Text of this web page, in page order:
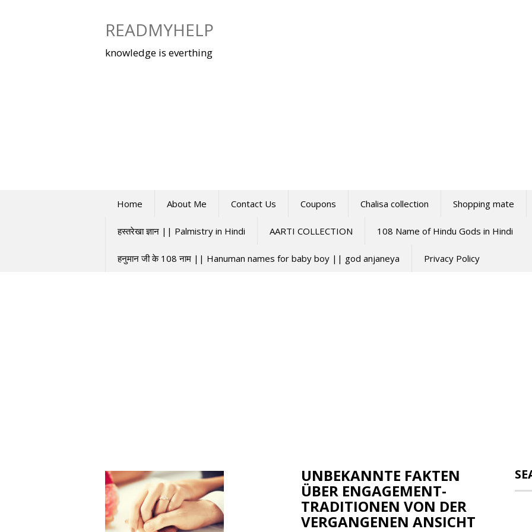
READMYHELP
knowledge is everthing
Home About Me Contact Us Coupons Chalisa collection Shopping mate
हस्तरेखा ज्ञान || Palmistry in Hindi AARTI COLLECTION 108 Name of Hindu Gods in Hindi
हनुमान जी के 108 नाम || Hanuman names for baby boy || god anjaneya Privacy Policy
UNBEKANNTE FAKTEN
ÜBER ENGAGEMENT-
TRADITIONEN VON DER
VERGANGENEN ANSICHT